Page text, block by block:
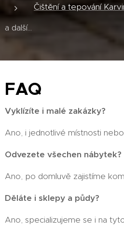
Čištění a tepování
a další...
FAQ
Vyklízíte i malé zakázky?
Ano, i jednotlivé místnosti
Odvezete všechen nábytek?
Ano, po domluvě zajistíme
Děláte i sklepy a půdy?
Ano, specializujeme se i na